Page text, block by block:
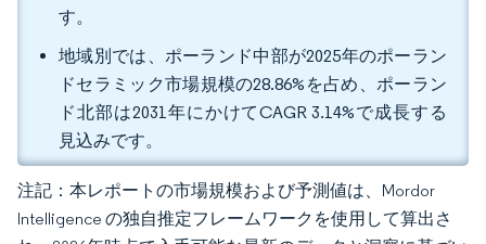
す。
地域別では、ポーランド中部が2025年のポーラン
ドセラミック市場規模の28.86%を占め、ポーラン
ド北部は2031年にかけてCAGR 3.14%で成長する
見込みです。
注記：本レポートの市場規模および予測値は、Mordor
Intelligence の独自推定フレームワークを使用して算出さ